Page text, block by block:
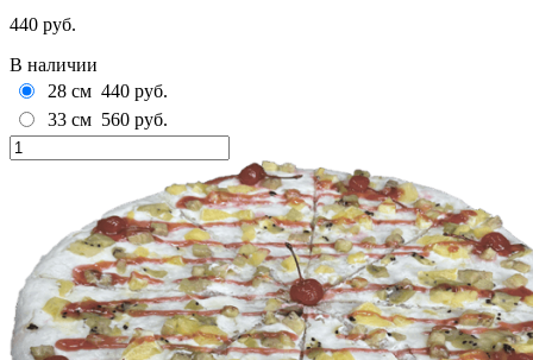
440 руб.
В наличии
28 см 440 руб.
33 см 560 руб.